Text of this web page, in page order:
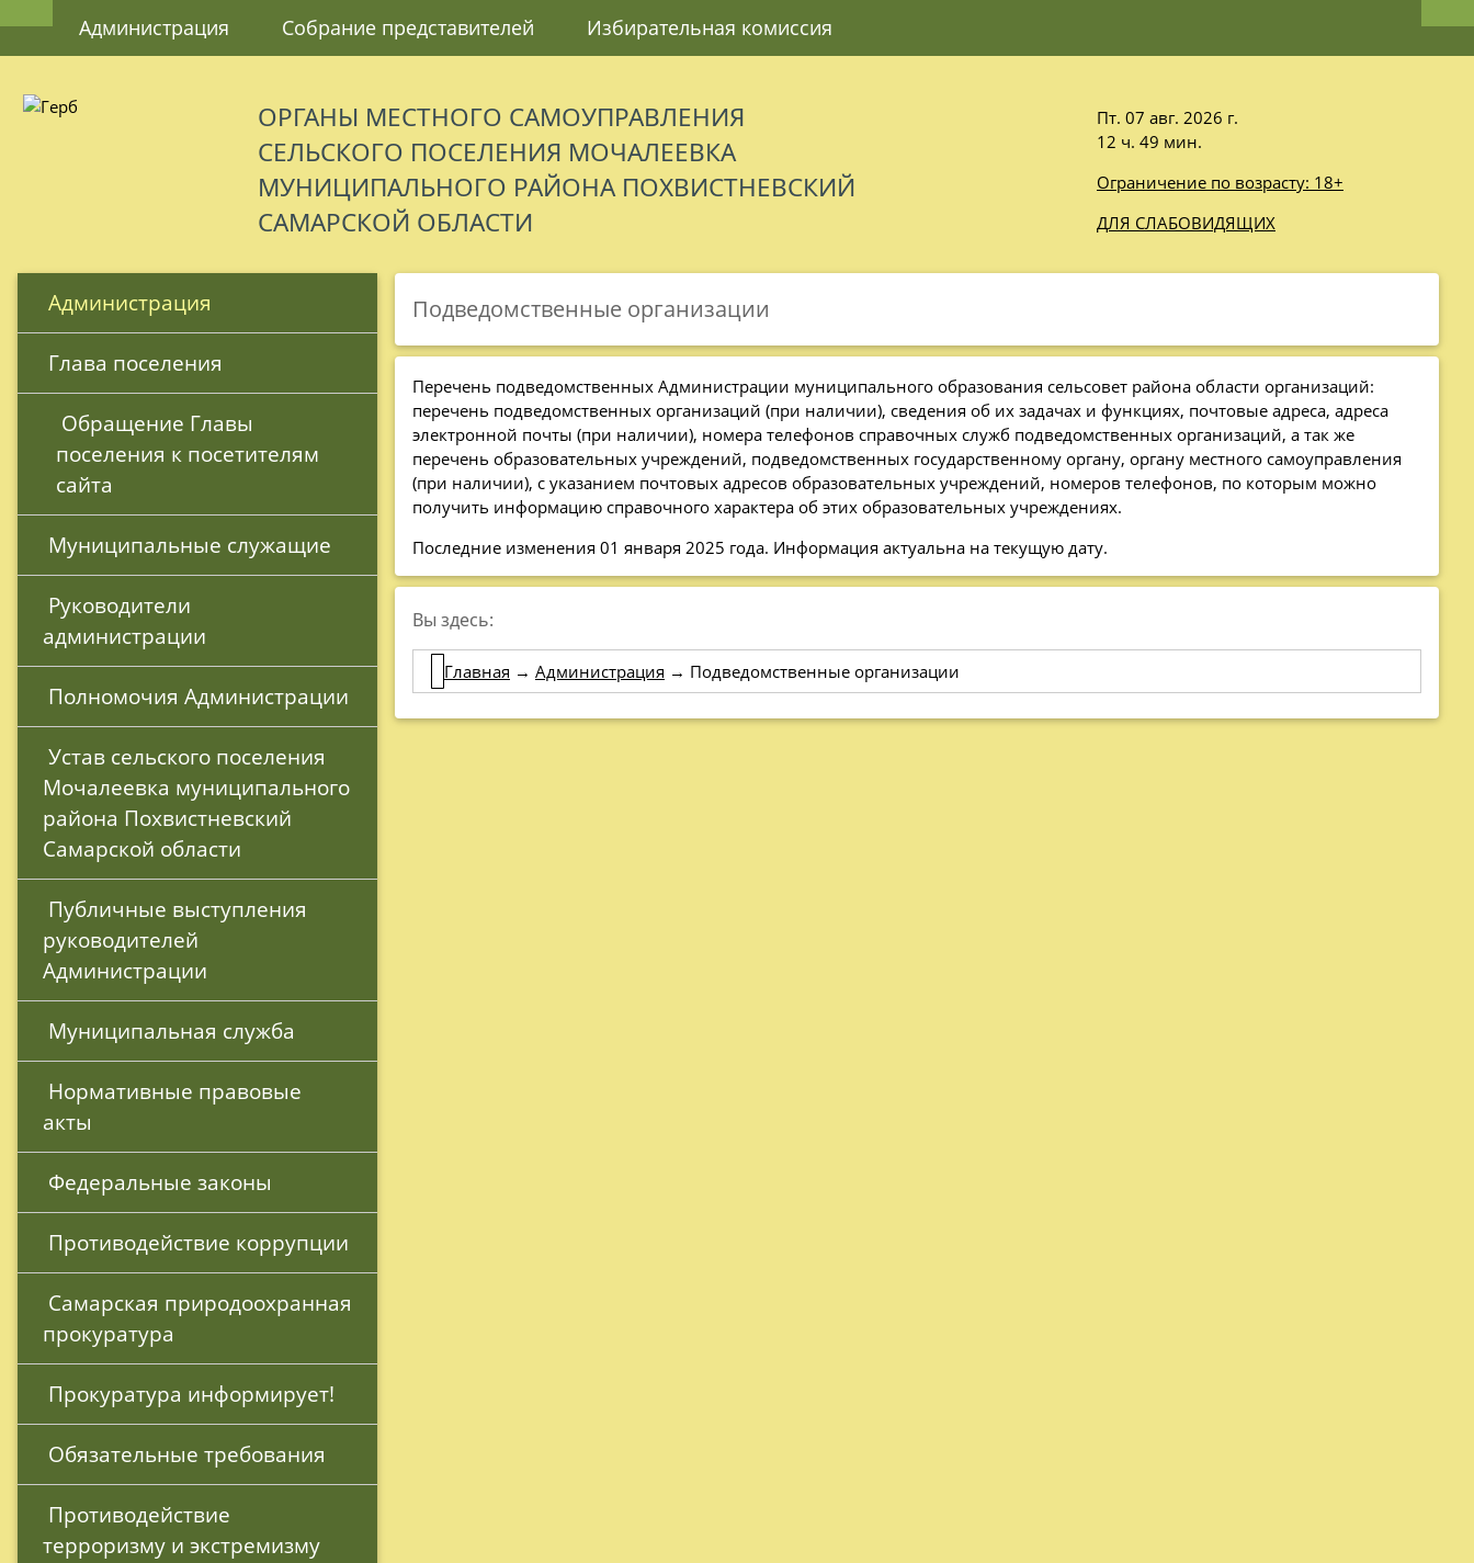
Администрация Собрание представителей Избирательная комиссия
ОРГАНЫ МЕСТНОГО САМОУПРАВЛЕНИЯ
СЕЛЬСКОГО ПОСЕЛЕНИЯ МОЧАЛЕЕВКА
МУНИЦИПАЛЬНОГО РАЙОНА ПОХВИСТНЕВСКИЙ
САМАРСКОЙ ОБЛАСТИ
Пт. 07 авг. 2026 г.
12 ч. 49 мин.
Ограничение по возрасту: 18+
ДЛЯ СЛАБОВИДЯЩИХ
Администрация
Глава поселения
поселения к посетителям
сайта
Муниципальные служащие
администрации
Полномочия Администрации
Мочалеевка муниципального
района Похвистневский
Самарской области
руководителей
Администрации
Муниципальная служба
акты
Федеральные законы
Противодействие коррупции
прокуратура
Прокуратура информирует!
Обязательные требования
терроризму и экстремизму
Подведомственные организации
Перечень подведомственных Администрации муниципального образования сельсовет района области организаций:
перечень подведомственных организаций (при наличии), сведения об их задачах и функциях, почтовые адреса, адреса
электронной почты (при наличии), номера телефонов справочных служб подведомственных организаций, а так же
перечень образовательных учреждений, подведомственных государственному органу, органу местного самоуправления
(при наличии), с указанием почтовых адресов образовательных учреждений, номеров телефонов, по которым можно
получить информацию справочного характера об этих образовательных учреждениях.
Последние изменения 01 января 2025 года. Информация актуальна на текущую дату.
Вы здесь:
Главная → Администрация → Подведомственные организации